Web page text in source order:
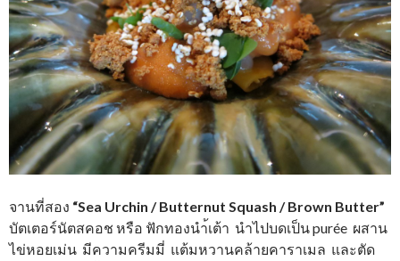
จานที่สอง “Sea Urchin / Butternut Squash / Brown Butter”
บัตเตอร์นัตสคอช หรือ ฟักทองนำ้เต้า นำไปบดเป็น purée ผสาน
ไข่หอยเม่น มีความครีมมี่ แต้มหวานคล้ายคาราเมล และตัด